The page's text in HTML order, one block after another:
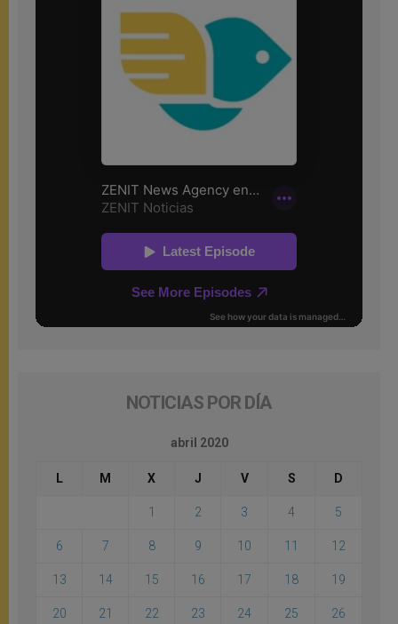
NOTICIAS POR DÍA
abril 2020
L M X J V S D
1 2 3 4 5
6 7 8 9 10 11 12
13 14 15 16 17 18 19
20 21 22 23 24 25 26